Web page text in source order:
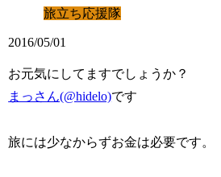
旅立ち応援隊
2016/05/01
お元気にしてますでしょうか？
まっさん(@hidelo)です
旅には少なからずお金は必要です。